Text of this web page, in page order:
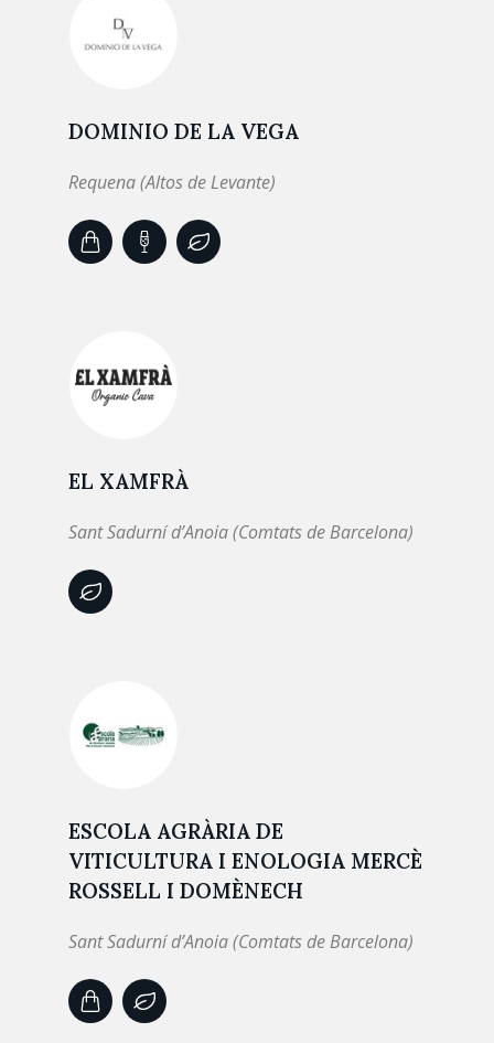
DOMINIO DE LA VEGA
Requena (Altos de Levante)
EL XAMFRÀ
Sant Sadurní d’Anoia (Comtats de Barcelona)
ESCOLA AGRÀRIA DE
VITICULTURA I ENOLOGIA MERCÈ
ROSSELL I DOMÈNECH
Sant Sadurní d’Anoia (Comtats de Barcelona)